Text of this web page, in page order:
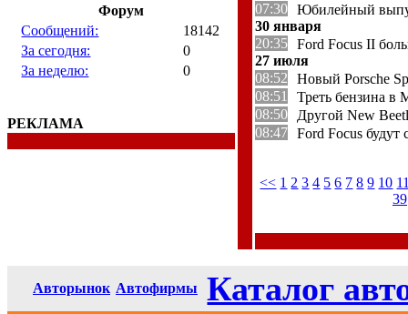
Форум
Сообщений:
18142
За сегодня:
0
За неделю:
0
РЕКЛАМА
07:30 Юбилейный
30 января
20:35 Ford Focus II
27 июля
08:52
Новый Porsche
08:51
Треть бензина в
08:50
Другой New
08:47 Ford Focus
<< 1 2 3 4 5 6 7 8 9 10
39
Авторынок Автофирмы Каталог